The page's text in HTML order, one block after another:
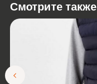
Смотрите также